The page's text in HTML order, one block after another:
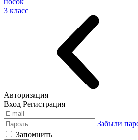
носок
3 класс
Авторизация
Вход Регистрация
Забыли
Запомнить